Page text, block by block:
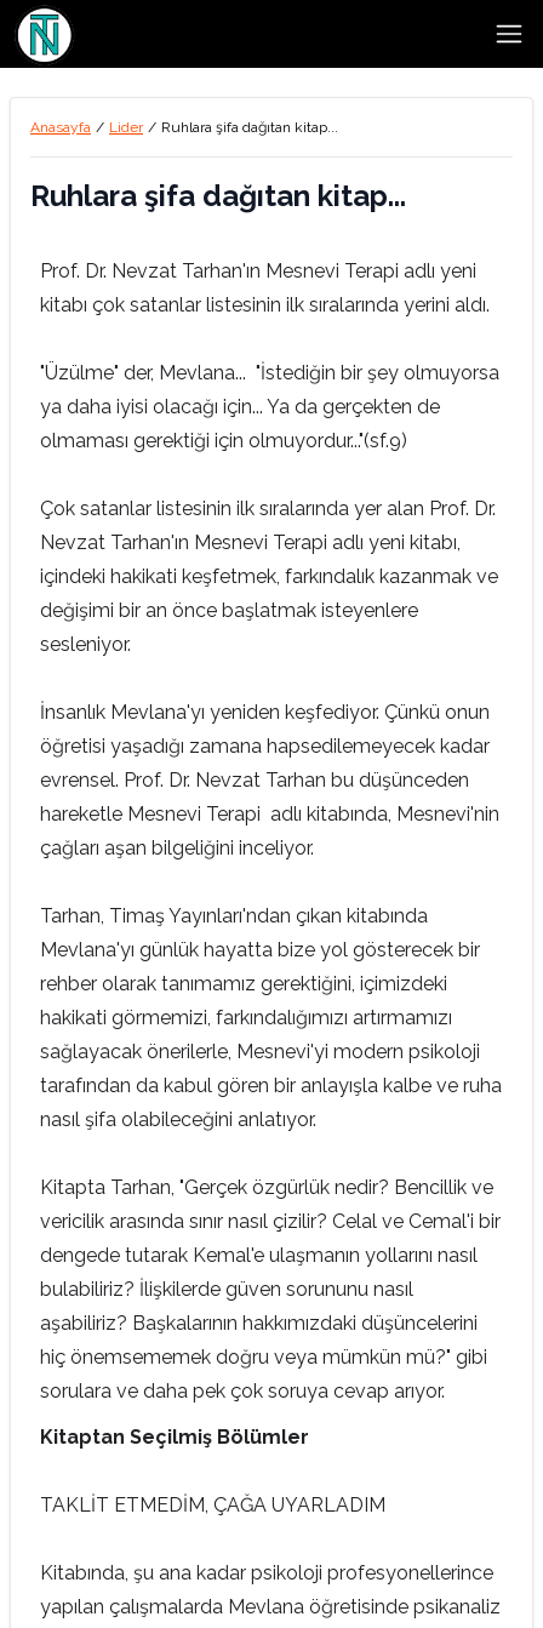
Anasayfa / Lider / Ruhlara şifa dağıtan kitap...
Ruhlara şifa dağıtan kitap...
Prof. Dr. Nevzat Tarhan'ın Mesnevi Terapi adlı yeni
kitabı çok satanlar listesinin ilk sıralarında yerini aldı.
"Üzülme" der, Mevlana... "İstediğin bir şey olmuyorsa
ya daha iyisi olacağı için... Ya da gerçekten de
olmaması gerektiği için olmuyordur..."(sf.9)
Çok satanlar listesinin ilk sıralarında yer alan Prof. Dr.
Nevzat Tarhan'ın Mesnevi Terapi adlı yeni kitabı,
içindeki hakikati keşfetmek, farkındalık kazanmak ve
değişimi bir an önce başlatmak isteyenlere
sesleniyor.
İnsanlık Mevlana'yı yeniden keşfediyor. Çünkü onun
öğretisi yaşadığı zamana hapsedilemeyecek kadar
evrensel. Prof. Dr. Nevzat Tarhan bu düşünceden
hareketle Mesnevi Terapi adlı kitabında, Mesnevi'nin
çağları aşan bilgeliğini inceliyor.
Tarhan, Timaş Yayınları'ndan çıkan kitabında
Mevlana'yı günlük hayatta bize yol gösterecek bir
rehber olarak tanımamız gerektiğini, içimizdeki
hakikati görmemizi, farkındalığımızı artırmamızı
sağlayacak önerilerle, Mesnevi'yi modern psikoloji
tarafından da kabul gören bir anlayışla kalbe ve ruha
nasıl şifa olabileceğini anlatıyor.
Kitapta Tarhan, "Gerçek özgürlük nedir? Bencillik ve
vericilik arasında sınır nasıl çizilir? Celal ve Cemal'i bir
dengede tutarak Kemal'e ulaşmanın yollarını nasıl
bulabiliriz? İlişkilerde güven sorununu nasıl
aşabiliriz? Başkalarının hakkımızdaki düşüncelerini
hiç önemsememek doğru veya mümkün mü?" gibi
sorulara ve daha pek çok soruya cevap arıyor.
Kitaptan Seçilmiş Bölümler
TAKLİT ETMEDİM, ÇAĞA UYARLADIM
Kitabında, şu ana kadar psikoloji profesyonellerince
yapılan çalışmalarda Mevlana öğretisinde psikanaliz